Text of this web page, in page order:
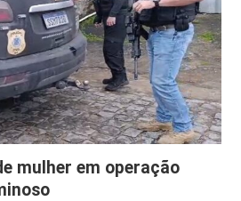
mulher em operação